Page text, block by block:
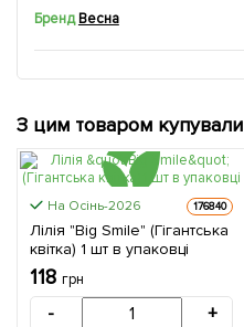
БрендВесна
З цим товаром купували
На Осінь-2026 176840
Лілія "Big Smile" (Гігантська
квітка) 1 шт в упаковці
118 грн
- +